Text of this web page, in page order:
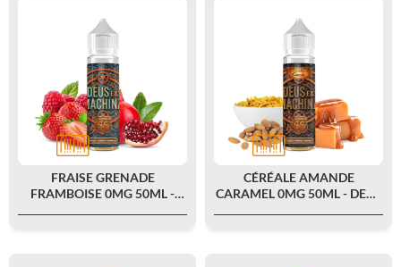
FRAISE GRENADE
FRAMBOISE 0MG 50ML -
CÉRÉALE AMANDE
CARAMEL 0MG 50ML - DEUS